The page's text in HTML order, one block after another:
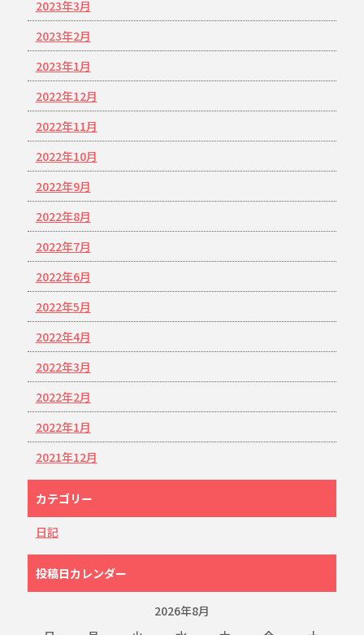
2023年3月
2023年2月
2023年1月
2022年12月
2022年11月
2022年10月
2022年9月
2022年8月
2022年7月
2022年6月
2022年5月
2022年4月
2022年3月
2022年2月
2022年1月
2021年12月
カテゴリー
日記
投稿日カレンダー
2026年8月